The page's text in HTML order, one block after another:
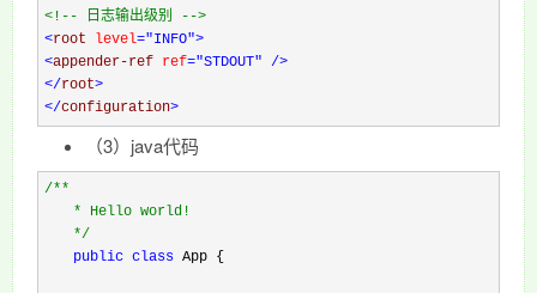
<!-- 日志输出级别
-->
<root level="INFO">
<appender-ref ref="STDOUT" />
</root>
</configuration>
（3） java代码
/**
* Hello world!
*/
public class App {